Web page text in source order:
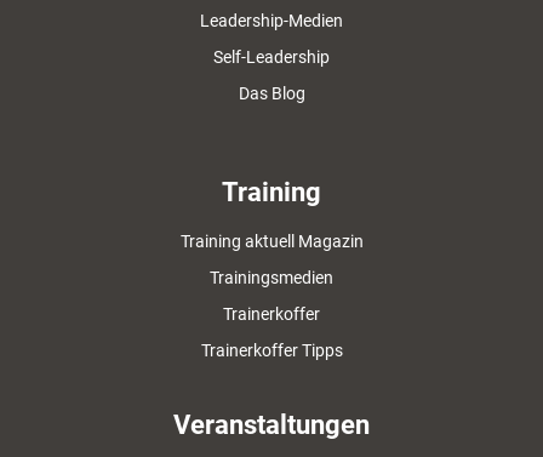
Leadership-Medien
Self-Leadership
Das Blog
Training
Training aktuell Magazin
Trainingsmedien
Trainerkoffer
Trainerkoffer Tipps
Veranstaltungen